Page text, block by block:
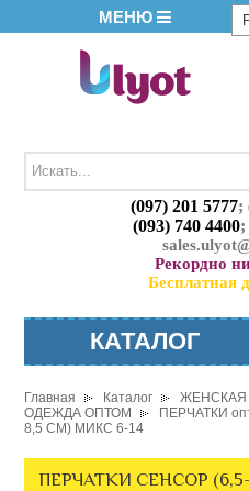
МЕНЮ
(097) 201 5777;
(093) 740 4400
Рекордно
Бесплатная
КАТАЛОГ
Главная Каталог ЖЕНСКАЯ
ОДЕЖДА ОПТОМ
ПЕРЧАТКИ
8,5 СМ) МИКС 6-14
ПЕРЧАТКИ СЕНСОР